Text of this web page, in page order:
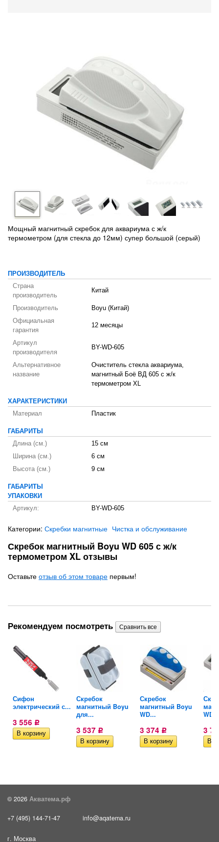
Мощный магнитный скребок для аквариума с ж/к
термометром (для стекла до 12мм) супер большой (серый)
ПРОИЗВОДИТЕЛЬ
Страна
производитель
Китай
Производитель
Boyu (Китай)
Официальная
гарантия
12 месяцы
Артикул
производителя
BY-WD-605
Альтернативное
название
Очиститель стекла аквариума,
магнитный Боё ВД 605 с ж/к
термометром XL
ХАРАКТЕРИСТИКИ
Материал
Пластик
ГАБАРИТЫ
Длина (см.)
15 см
Ширина (см.)
6 см
Высота (см.)
9 см
ГАБАРИТЫ
УПАКОВКИ
Артикул:
BY-WD-605
Категории: Скребки магнитные Чистка и обслуживание
Скребок магнитный Boyu WD 605 с ж/к
термометром XL отзывы
Оставьте отзыв об этом товаре первым!
Рекомендуем посмотреть
Сифон
электрический с...
3 556 Р
Скребок
магнитный Boyu
для...
3 537 Р
Скребок
магнитный Boyu
WD...
3 374 Р
WD...
3
© 2026 Акватема.рф
+7 (495) 144-71-47 info@aqatema.ru
г. Москва